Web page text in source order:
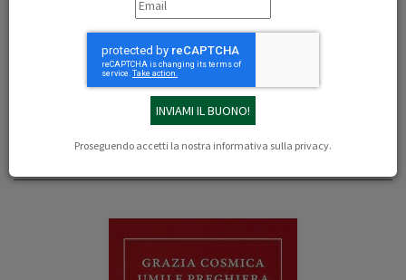
Proseguendo accetti la nostra informativa sulla privacy.
Michele Brancale
I cristiani vanno in cerca di unità. In questo contesto assume
particolare importanza la presentazione che si terrà nella chiesa
greco-ortodossa di San Jacopo Apostolo del libro sull'ambiente del
patriarca di Costantinopoli Bartolomeo I, pubblicato dalla Libreria
Editrice Fiorentina, "Grazia Cosmica umile preghiera".